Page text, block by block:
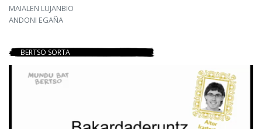
MAIALEN LUJANBIO
ANDONI EGAÑA
BERTSO SORTA